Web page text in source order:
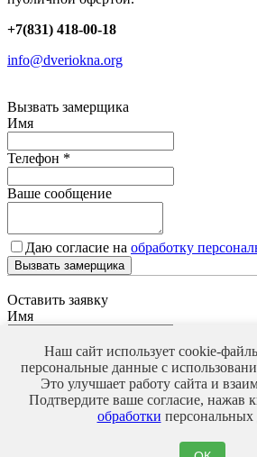
+7(831) 418-00-18
info@dveriokna.org
Вызвать замерщика
Имя
Телефон *
Ваше сообщение
Даю согласие на обработку
Вызвать замерщика
Оставить заявку
Имя
Телефон*
Ваше сообщение
обработку
Наш сайт использует cookie-
персональные данные с
Это улучшает работу сайта и
Подтвердите ваше согласие, нажав
обработки